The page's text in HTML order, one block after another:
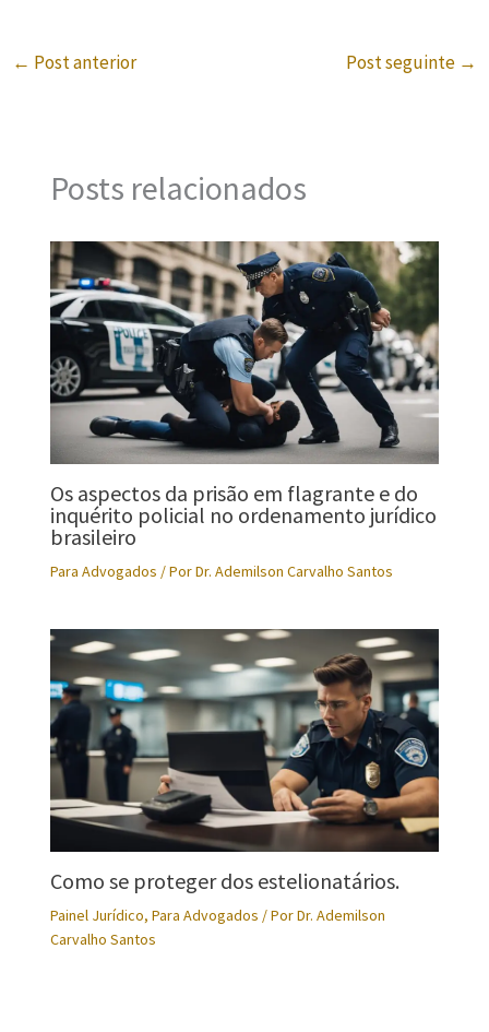
← Post anterior Post seguinte →
Posts relacionados
Os aspectos da prisão em flagrante e do
inquérito policial no ordenamento jurídico
brasileiro
Para Advogados / PorDr. Ademilson Carvalho Santos
Como se proteger dos estelionatários.
Painel Jurídico, Para Advogados / PorDr. Ademilson
Carvalho Santos